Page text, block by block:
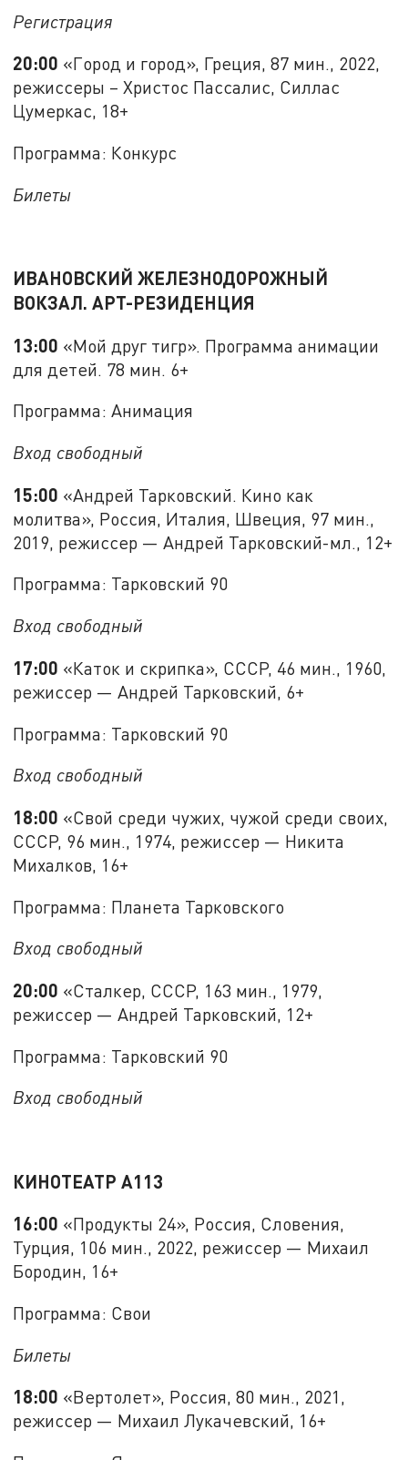
Регистрация
20:00 «Город и город», Греция, 87 мин., 2022,
режиссеры – Христос Пассалис, Силлас
Цумеркас, 18+
Программа: Конкурс
Билеты
ИВАНОВСКИЙ ЖЕЛЕЗНОДОРОЖНЫЙ
ВОКЗАЛ. АРТ-РЕЗИДЕНЦИЯ
13:00 «Мой друг тигр». Программа анимации
для детей. 78 мин. 6+
Программа: Анимация
Вход свободный
15:00 «Андрей Тарковский. Кино как
молитва», Россия, Италия, Швеция, 97 мин.,
2019, режиссер — Андрей Тарковский-мл., 12+
Программа: Тарковский 90
Вход свободный
17:00 «Каток и скрипка», СССР, 46 мин., 1960,
режиссер — Андрей Тарковский, 6+
Программа: Тарковский 90
Вход свободный
18:00 «Свой среди чужих, чужой среди своих,
СССР, 96 мин., 1974, режиссер — Никита
Михалков, 16+
Программа: Планета Тарковского
Вход свободный
20:00 «Сталкер, СССР, 163 мин., 1979,
режиссер — Андрей Тарковский, 12+
Программа: Тарковский 90
Вход свободный
КИНОТЕАТР А113
16:00 «Продукты 24», Россия, Словения,
Турция, 106 мин., 2022, режиссер — Михаил
Бородин, 16+
Программа: Свои
Билеты
18:00 «Вертолет», Россия, 80 мин., 2021,
режиссер — Михаил Лукачевский, 16+